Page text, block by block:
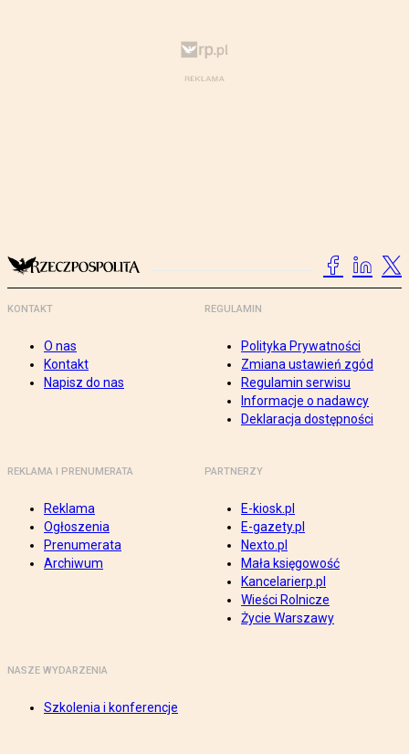
KONTAKT
O nas
Kontakt
Napisz do nas
REGULAMIN
Polityka Prywatności
Zmiana ustawień zgód
Regulamin serwisu
Informacje o nadawcy
Deklaracja dostępności
REKLAMA I PRENUMERATA
Reklama
Ogłoszenia
Prenumerata
Archiwum
PARTNERZY
E-kiosk.pl
E-gazety.pl
Nexto.pl
Mała księgowość
Kancelarierp.pl
Wieści Rolnicze
Życie Warszawy
NASZE WYDARZENIA
Szkolenia i konferencje